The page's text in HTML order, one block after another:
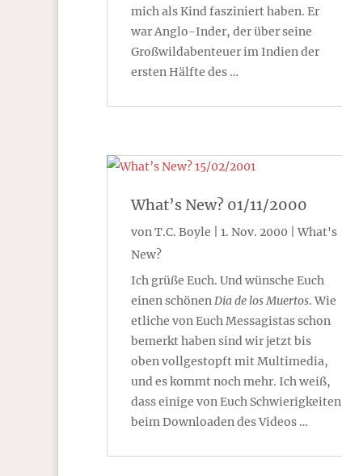
mich als Kind fasziniert haben. Er
war Anglo-Inder, der über seine
Großwildabenteuer im Indien der
ersten Hälfte des …
What’s New? 01/11/2000
vonT.C. Boyle 1. Nov. 2000 |What's
New?
Ich grüße Euch. Und wünsche Euch
einen schönenDia de los Muertos. Wie
etliche von Euch Messagistas schon
bemerkt haben sind wir jetzt bis
oben vollgestopft mit Multimedia,
und es kommt noch mehr. Ich weiß,
dass einige von Euch Schwierigkeiten
beim Downloaden des Videos …